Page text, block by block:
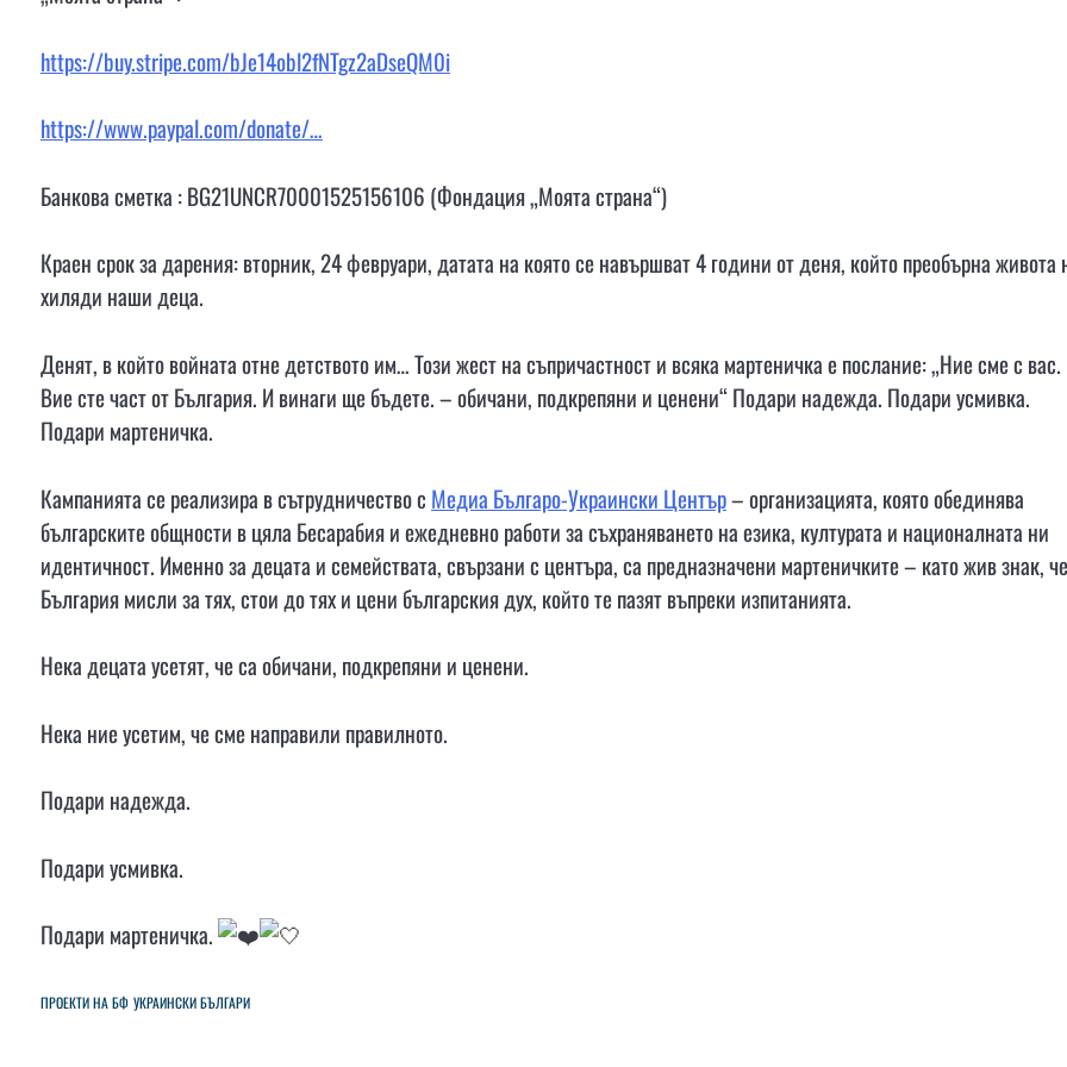
https://buy.stripe.com/bJe14obl2fNTgz2aDseQM0i
https://www.paypal.com/donate/…
Банкова сметка : BG21UNCR70001525156106 (Фондация „Моята страна“)
Краен срок за дарения: вторник, 24 февруари, датата на която се навършват 4 години от деня, който преобърна живота
хиляди наши деца.
Денят, в който войната отне детството им… Този жест на съпричастност и всяка мартеничка е послание: „Ние сме с вас.
Вие сте част от България. И винаги ще бъдете. – обичани, подкрепяни и ценени“ Подари надежда. Подари усмивка.
Подари мартеничка.
Кампанията се реализира в сътрудничество с Медиа Българо-Украински Център– организацията, която обединява
българските общности в цяла Бесарабия и ежедневно работи за съхраняването на езика, културата и националната ни
идентичност. Именно за децата и семействата, свързани с центъра, са предназначени мартеничките – като жив знак, че
България мисли за тях, стои до тях и цени българския дух, който те пазят въпреки изпитанията.
Нека децата усетят, че са обичани, подкрепяни и ценени.
Нека ние усетим, че сме направили правилното.
Подари надежда.
Подари усмивка.
Подари мартеничка.
ПРОЕКТИ НА БФ УКРАИНСКИ БЪЛГАРИ